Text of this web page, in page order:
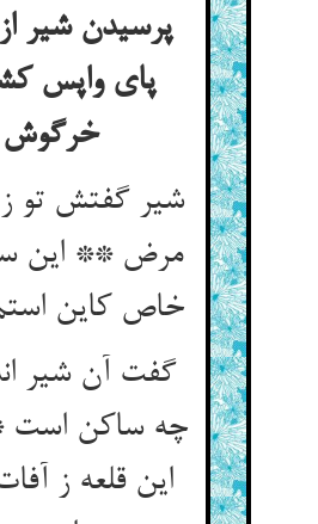
پرسیدن شیر
پای واپس
شیر گفتش تو
مرض ** این
خاص کاین استم غرض‌‌
گفت آن شیر
چه ساکن است
این قلعه ز